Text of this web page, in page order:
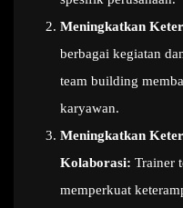
Meningkatkan
berbagai kegiatan
team building
karyawan.
Meningkatkan
Kolaborasi: Trainer
memperkuat